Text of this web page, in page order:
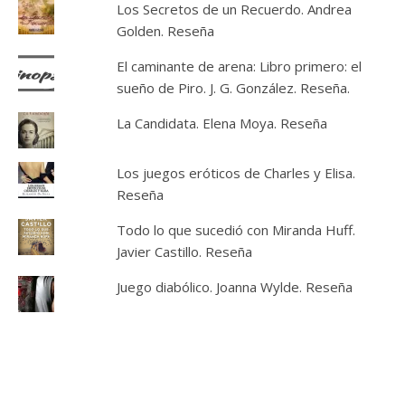
Los Secretos de un Recuerdo. Andrea
Golden. Reseña
El caminante de arena: Libro primero: el
sueño de Piro. J. G. González. Reseña.
La Candidata. Elena Moya. Reseña
Los juegos eróticos de Charles y Elisa.
Reseña
Todo lo que sucedió con Miranda Huff.
Javier Castillo. Reseña
Juego diabólico. Joanna Wylde. Reseña